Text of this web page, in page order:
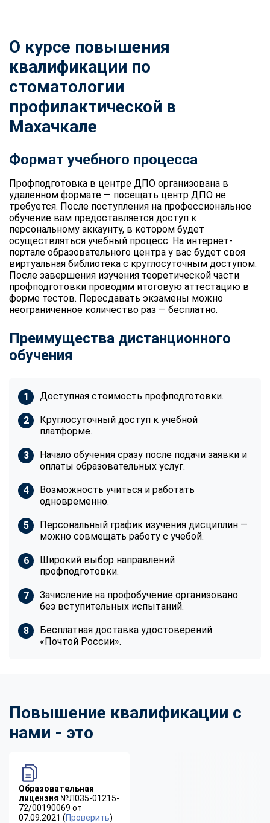
О курсе повышения
квалификации по
стоматологии
профилактической в
Махачкале
Формат учебного процесса
Профподготовка в центре ДПО организована в
удаленном формате — посещать центр ДПО не
требуется. После поступления на профессиональное
обучение вам предоставляется доступ к
персональному аккаунту, в котором будет
осуществляться учебный процесс. На интернет-
портале образовательного центра у вас будет своя
виртуальная библиотека с круглосуточным доступом.
После завершения изучения теоретической части
профподготовки проводим итоговую аттестацию в
форме тестов. Пересдавать экзамены можно
неограниченное количество раз — бесплатно.
Преимущества дистанционного
обучения
Доступная стоимость профподготовки.
Круглосуточный доступ к учебной
платформе.
Начало обучения сразу после подачи заявки и
оплаты образовательных услуг.
Возможность учиться и работать
одновременно.
Персональный график изучения дисциплин —
можно совмещать работу с учебой.
Широкий выбор направлений
профподготовки.
Зачисление на профобучение организовано
без вступительных испытаний.
Бесплатная доставка удостоверений
«Почтой России».
Повышение квалификации с
нами - это
Образовательная
лицензия №Л035-01215-
72/00190069 от
07.09.2021 (Проверить)